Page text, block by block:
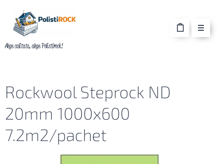
Alege calitate, alege Polistirock!
Rockwool Steprock ND
20mm 1000x600
7.2m2/pachet